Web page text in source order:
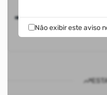
Não exibir este aviso